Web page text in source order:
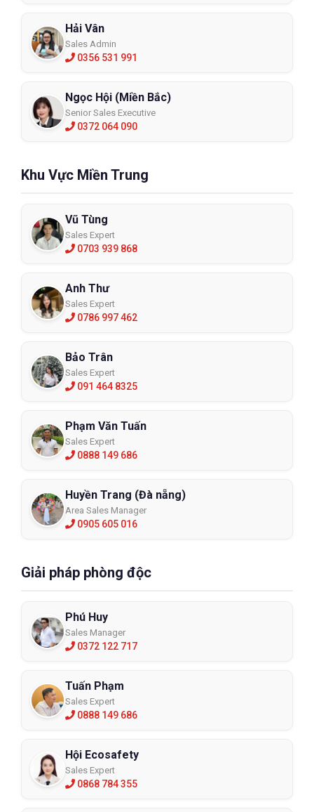
Hải Vân
Sales Admin
0356 531 991
Ngọc Hội (Miền Bắc)
Senior Sales Executive
0372 064 090
Khu Vực Miền Trung
Vũ Tùng
Sales Expert
0703 939 868
Anh Thư
Sales Expert
0786 997 462
Bảo Trân
Sales Expert
091 464 8325
Phạm Văn Tuấn
Sales Expert
0888 149 686
Huyền Trang (Đà nẵng)
Area Sales Manager
0905 605 016
Giải pháp phòng độc
Phú Huy
Sales Manager
0372 122 717
Tuấn Phạm
Sales Expert
0888 149 686
Hội Ecosafety
Sales Expert
0868 784 355